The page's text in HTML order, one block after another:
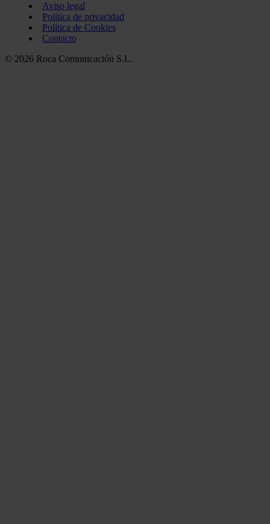
Aviso legal
Política de privacidad
Política de Cookies
Contacto
© 2026 Roca Comunicación S.L.